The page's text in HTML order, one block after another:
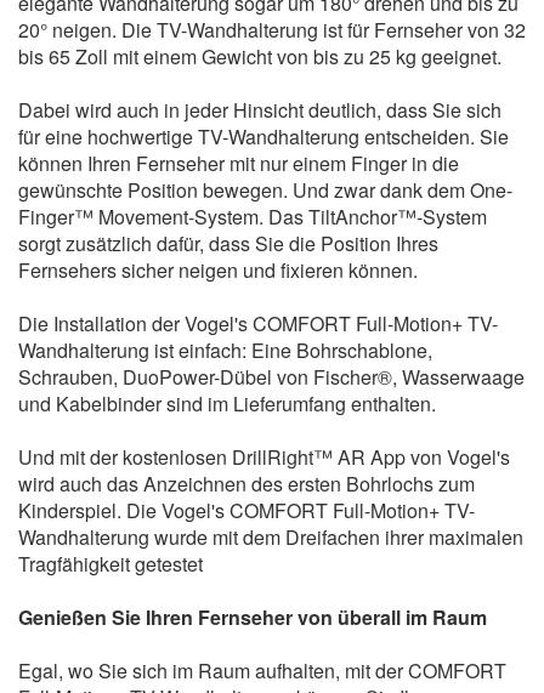
20° neigen. Die TV-Wandhalterung ist für Fernseher von 32
bis 65 Zoll mit einem Gewicht von bis zu 25 kg geeignet.
Dabei wird auch in jeder Hinsicht deutlich, dass Sie sich
für eine hochwertige TV-Wandhalterung entscheiden. Sie
können Ihren Fernseher mit nur einem Finger in die
gewünschte Position bewegen. Und zwar dank dem One-
Finger™ Movement-System. Das TiltAnchor™-System
sorgt zusätzlich dafür, dass Sie die Position Ihres
Fernsehers sicher neigen und fixieren können.
Die Installation der Vogel's COMFORT Full-Motion+ TV-
Wandhalterung ist einfach: Eine Bohrschablone,
Schrauben, DuoPower-Dübel von Fischer®, Wasserwaage
und Kabelbinder sind im Lieferumfang enthalten.
Und mit der kostenlosen DrillRight™ AR App von Vogel's
wird auch das Anzeichnen des ersten Bohrlochs zum
Kinderspiel. Die Vogel's COMFORT Full-Motion+ TV-
Wandhalterung wurde mit dem Dreifachen ihrer maximalen
Tragfähigkeit getestet
Genießen Sie Ihren Fernseher von überall im Raum
Egal, wo Sie sich im Raum aufhalten, mit der COMFORT